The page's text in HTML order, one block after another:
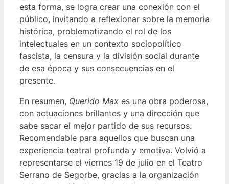
esta forma, se logra crear una conexión con el
público, invitando a reflexionar sobre la memoria
histórica, problematizando el rol de los
intelectuales en un contexto sociopolítico
fascista, la censura y la división social durante
de esa época y sus consecuencias en el
presente.
En resumen, Querido Max es una obra poderosa,
con actuaciones brillantes y una dirección que
sabe sacar el mejor partido de sus recursos.
Recomendable para aquellos que buscan una
experiencia teatral profunda y emotiva. Volvió a
representarse el viernes 19 de julio en el Teatro
Serrano de Segorbe, gracias a la organización